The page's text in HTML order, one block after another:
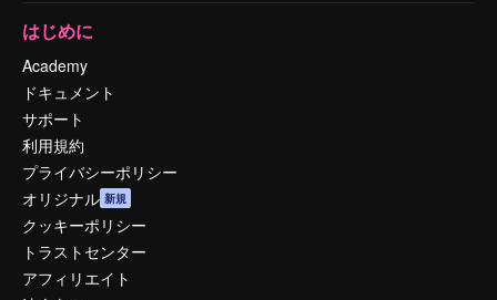
はじめに
Academy
ドキュメント
サポート
利用規約
プライバシーポリシー
オリジナル 新規
クッキーポリシー
トラストセンター
アフィリエイト